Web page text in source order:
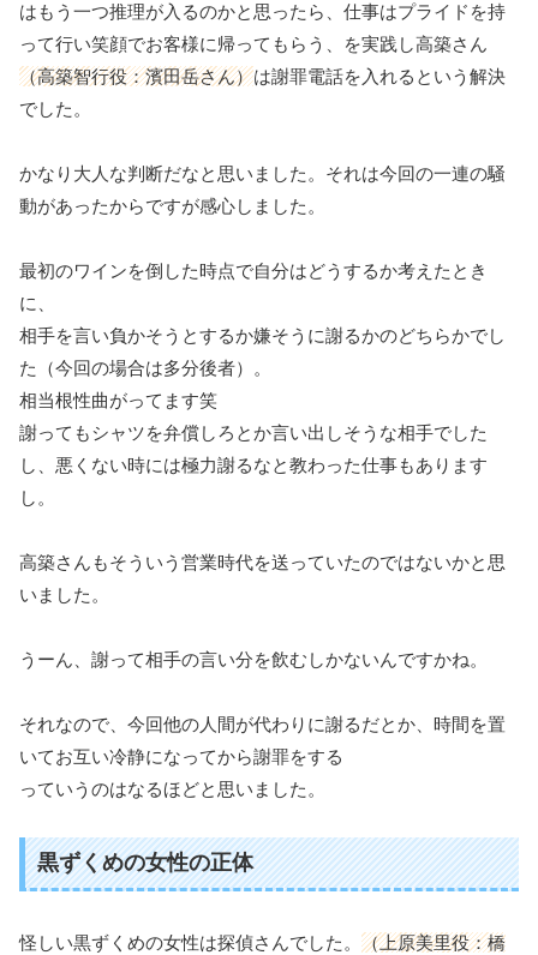
はもう一つ推理が入るのかと思ったら、仕事はプライドを持
って行い笑顔でお客様に帰ってもらう、を実践し高築さん
（高築智行役：濱田岳さん）は謝罪電話を入れるという解決
でした。
かなり大人な判断だなと思いました。それは今回の一連の騒
動があったからですが感心しました。
最初のワインを倒した時点で自分はどうするか考えたとき
に、
相手を言い負かそうとするか嫌そうに謝るかのどちらかでし
た（今回の場合は多分後者）。
相当根性曲がってます笑
謝ってもシャツを弁償しろとか言い出しそうな相手でした
し、悪くない時には極力謝るなと教わった仕事もあります
し。
高築さんもそういう営業時代を送っていたのではないかと思
いました。
うーん、謝って相手の言い分を飲むしかないんですかね。
それなので、今回他の人間が代わりに謝るだとか、時間を置
いてお互い冷静になってから謝罪をする
っていうのはなるほどと思いました。
黒ずくめの女性の正体
怪しい黒ずくめの女性は探偵さんでした。 （上原美里役：橋